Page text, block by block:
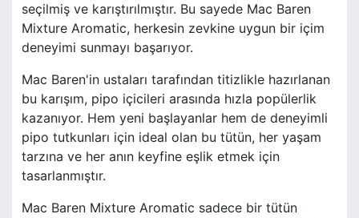
seçilmiş ve karıştırılmıştır. Bu sayede Mac Baren
Mixture Aromatic, herkesin zevkine uygun bir içim
deneyimi sunmayı başarıyor.
Mac Baren'in ustaları tarafından titizlikle hazırlanan
bu karışım, pipo içicileri arasında hızla popülerlik
kazanıyor. Hem yeni başlayanlar hem de deneyimli
pipo tutkunları için ideal olan bu tütün, her yaşam
tarzına ve her anın keyfine eşlik etmek için
tasarlanmıştır.
Mac Baren Mixture Aromatic sadece bir tütün